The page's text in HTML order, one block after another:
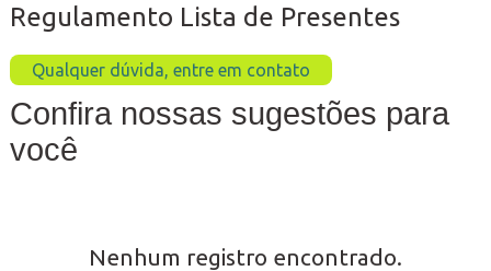
Regulamento Lista de Presentes
Qualquer dúvida, entre em contato
Confira nossas sugestões para
você
Nenhum registro encontrado.